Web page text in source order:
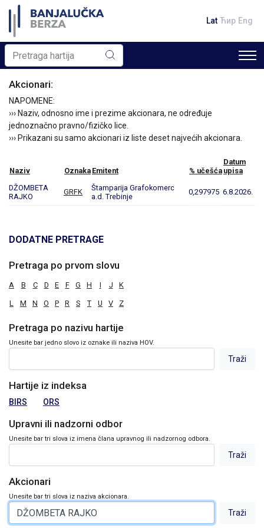
Lat Ћир Eng
Akcionari:
NAPOMENE:
››› Naziv, odnosno ime i prezime akcionara, ne određuje
jednoznačno pravno/fizičko lice.
››› Prikazani su samo akcionari iz liste deset najvećih akcionara.
Naziv Oznaka Emitent % učešća
Datum
upisa
DŽOMBETA
RAJKO
GRFK
Štamparija Grafokomerc
a.d. Trebinje
0,297975 6.8.2026.
DODATNE PRETRAGE
Pretraga po prvom slovu
A B C D E F G H I J K
L M N O P R S T U V Z
Pretraga po nazivu hartije
Unesite bar jedno slovo iz oznake ili naziva HOV.
Hartije iz indeksa
BIRS ORS
Upravni ili nadzorni odbor
Unesite bar tri slova iz imena člana upravnog ili nadzornog odbora.
Akcionari
Unesite bar tri slova iz naziva akcionara.